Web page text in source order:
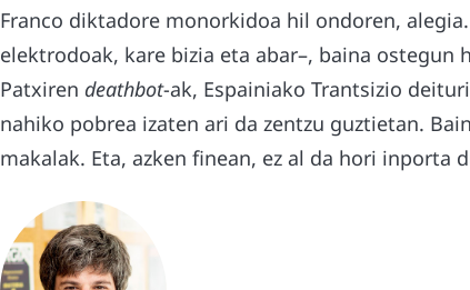
Franco diktadore monorkidoa hil ondoren,
elektrodoak, kare bizia eta abar–, baina
Patxiren deathbot-ak, Espainiako Trantsizio
nahiko pobrea izaten ari da zentzu guztietan.
makalak. Eta, azken finean, ez al da hori inporta